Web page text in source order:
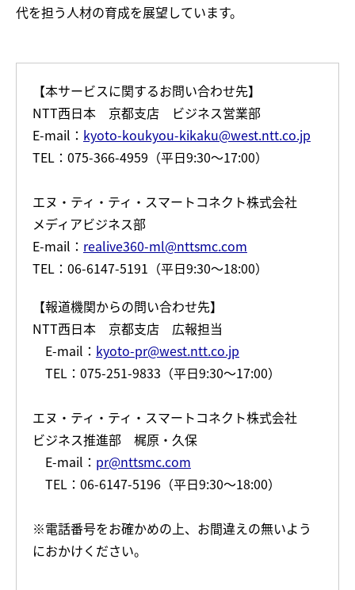
代を担う人材の育成を展望しています。
【本サービスに関するお問い合わせ先】
NTT西日本 京都支店 ビジネス営業部
E-mail： kyoto-koukyou-kikaku@west.ntt.co.jp
TEL：075-366-4959（平日9:30～17:00）
エヌ・ティ・ティ・スマートコネクト株式会社
メディアビジネス部
E-mail： realive360-ml@nttsmc.com
TEL：06-6147-5191（平日9:30～18:00）
【報道機関からの問い合わせ先】
NTT西日本 京都支店 広報担当
E-mail： kyoto-pr@west.ntt.co.jp
TEL：075-251-9833（平日9:30～17:00）
エヌ・ティ・ティ・スマートコネクト株式会社
ビジネス推進部 梶原・久保
E-mail： pr@nttsmc.com
TEL：06-6147-5196（平日9:30～18:00）
※電話番号をお確かめの上、お間違えの無いよう
におかけください。